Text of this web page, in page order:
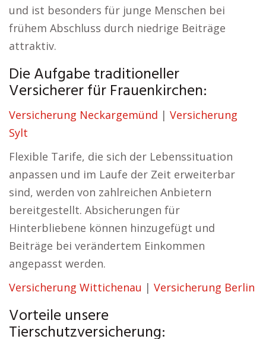
und ist besonders für junge Menschen bei
frühem Abschluss durch niedrige Beiträge
attraktiv.
Die Aufgabe traditioneller
Versicherer für Frauenkirchen:
Versicherung Neckargemünd | Versicherung
Sylt
Flexible Tarife, die sich der Lebenssituation
anpassen und im Laufe der Zeit erweiterbar
sind, werden von zahlreichen Anbietern
bereitgestellt. Absicherungen für
Hinterbliebene können hinzugefügt und
Beiträge bei verändertem Einkommen
angepasst werden.
Versicherung Wittichenau | Versicherung Berlin
Vorteile unsere
Tierschutzversicherung: